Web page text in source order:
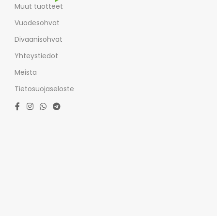
Muut tuotteet
Vuodesohvat
Divaanisohvat
Yhteystiedot
Meista
Tietosuojaseloste